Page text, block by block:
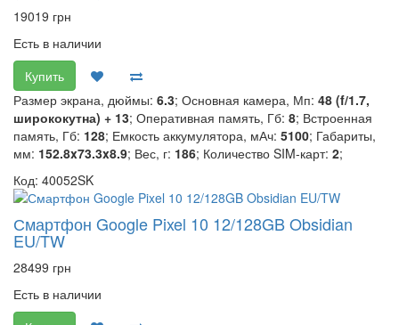
19019 грн
Есть в наличии
Купить
Размер экрана, дюймы: 6.3; Основная камера, Мп: 48 (f/1.7,
ширококутна) + 13; Оперативная память, Гб: 8; Встроенная
память, Гб: 128; Емкость аккумулятора, мАч: 5100; Габариты,
мм: 152.8x73.3x8.9; Вес, г: 186; Количество SIM-карт: 2;
Код: 40052SK
Смартфон Google Pixel 10 12/128GB Obsidian
EU/TW
28499 грн
Есть в наличии